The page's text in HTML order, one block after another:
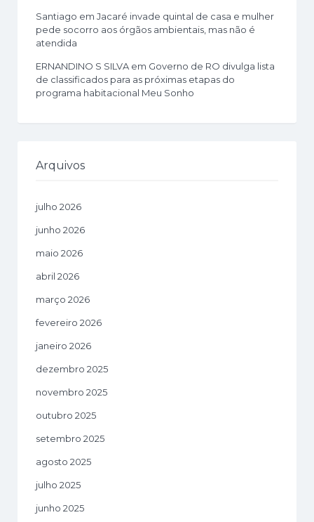
Santiago em Jacaré invade quintal de casa e mulher
pede socorro aos órgãos ambientais, mas não é
atendida
ERNANDINO S SILVA em Governo de RO divulga lista
de classificados para as próximas etapas do
programa habitacional Meu Sonho
Arquivos
julho 2026
junho 2026
maio 2026
abril 2026
março 2026
fevereiro 2026
janeiro 2026
dezembro 2025
novembro 2025
outubro 2025
setembro 2025
agosto 2025
julho 2025
junho 2025